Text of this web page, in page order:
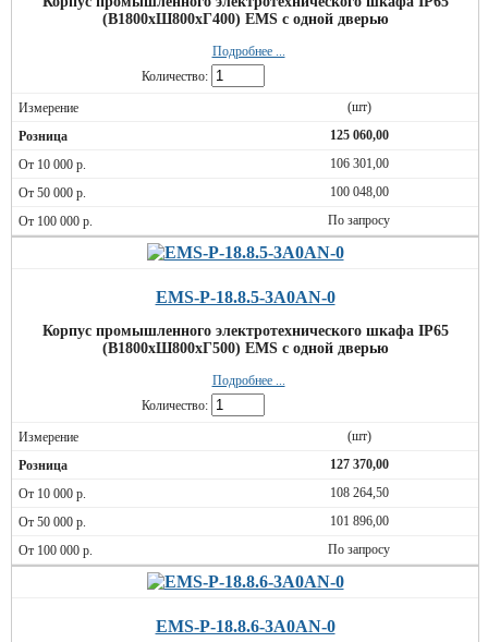
(В1800хШ800хГ400) EMS c одной дверью
Подробнее ...
Количество:
(шт)
125 060,00
106 301,00
100 048,00
По запросу
EMS-P-18.8.5-3A0AN-0
Корпус промышленного электротехнического шкафа IP65
(В1800хШ800хГ500) EMS c одной дверью
Подробнее ...
Количество:
(шт)
127 370,00
108 264,50
101 896,00
По запросу
EMS-P-18.8.6-3A0AN-0